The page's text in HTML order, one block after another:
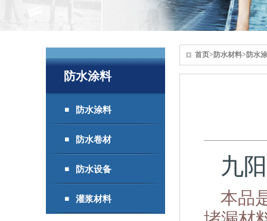
防水涂料
防水涂料
防水卷材
防水设备
灌浆材料
首页> 防水材料> 防水
九
本品